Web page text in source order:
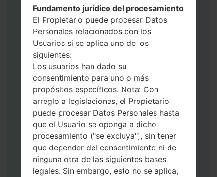
de Descarga. Cómo hacer todos los
métodos:
Presione y mantenga presionados la
tecla de Encendido, el botón de Subir
volumen y la tecla de Bixby.
Presione y mantenga presionadas las
teclas de Subir y de Bajar volumen y
luego conecte un cable USB.
Presione y mantenga presionados la
tecla de Encendido, el botón de Bajar
volumen y la tecla de Inicio.
Conecte un cable USB, luego
mantenga presionados el botón de Bixby
y la tecla de Bajar volumen.
Presione y mantenga presionados la
Fundamento jurídico del procesamiento
El Propietario puede procesar Datos
Personales relacionados con los
Usuarios si se aplica uno de los
siguientes:
Los usuarios han dado su
consentimiento para uno o más
propósitos específicos. Nota: Con
arreglo a legislaciones, el Propietario
puede procesar Datos Personales hasta
que el Usuario se oponga a dicho
procesamiento ("se excluya"), sin tener
que depender del consentimiento ni de
ninguna otra de las siguientes bases
legales. Sin embargo, esto no se aplica,